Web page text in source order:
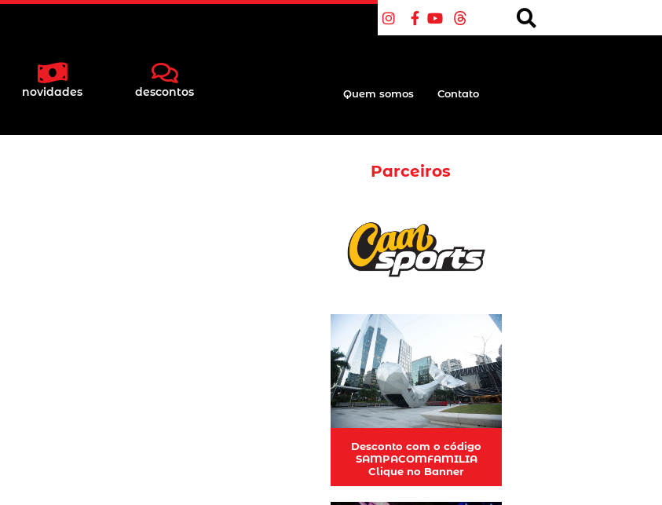
novidades descontos Quem somos Contato
Parceiros
Desconto com o código
SAMPACOMFAMILIA
Clique no Banner